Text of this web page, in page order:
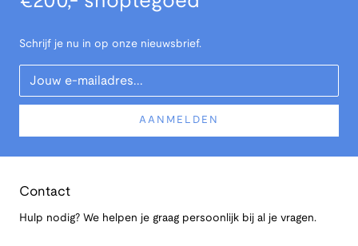
Schrijf je nu in op onze nieuwsbrief.
Your Email
AANMELDEN
Contact
Hulp nodig? We helpen je graag persoonlijk bij al je vragen.